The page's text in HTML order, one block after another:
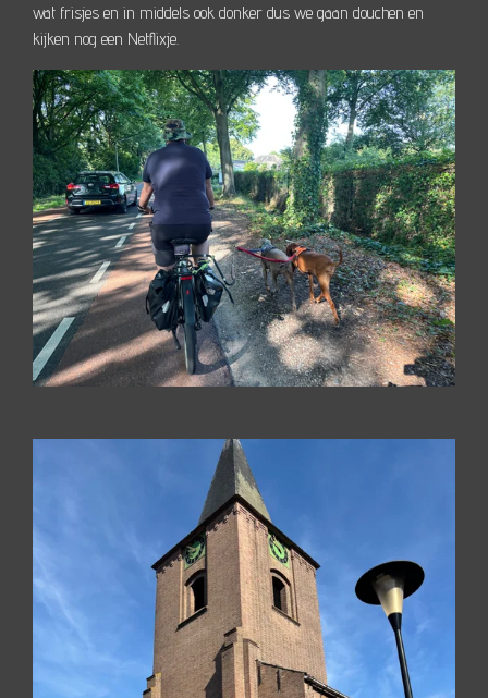
wat frisjes en in middels ook donker dus we gaan douchen en
kijken nog een Netflixje.